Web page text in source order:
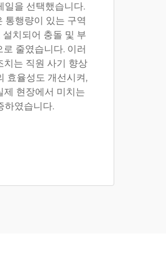
일을 선택했습니다.
통행량이 있는 구역
치되어 충돌 및 부
줄였습니다. 이러
치는 직원 사기 향상
효율성도 개선시켜,
제 현장에서 미치는
하였습니다.